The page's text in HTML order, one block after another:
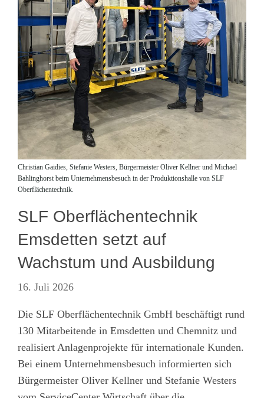
Christian Gaidies, Stefanie Westers, Bürgermeister Oliver Kellner und Michael
Bahlinghorst beim Unternehmensbesuch in der Produktionshalle von SLF
Oberflächentechnik.
SLF Oberflächentechnik
Emsdetten setzt auf
Wachstum und Ausbildung
16. Juli 2026
Die SLF Oberflächentechnik GmbH beschäftigt rund
130 Mitarbeitende in Emsdetten und Chemnitz und
realisiert Anlagenprojekte für internationale Kunden.
Bei einem Unternehmensbesuch informierten sich
Bürgermeister Oliver Kellner und Stefanie Westers